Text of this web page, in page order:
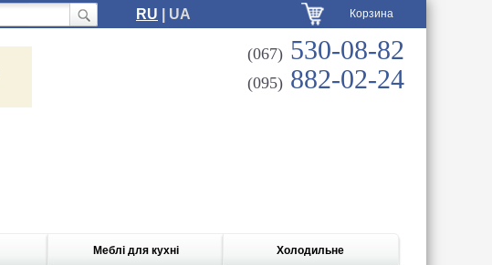
RU | UA Корзина
(067) 530-08-82
(095) 882-02-24
Меблі для кухні Холодильне